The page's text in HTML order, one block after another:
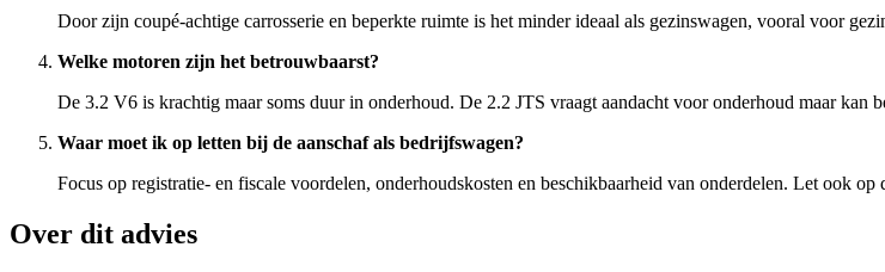
Door zijn coupé-achtige carrosserie en beperkte ruimte is het minder ideaal als gezinswagen, vooral voor
Welke motoren zijn het betrouwbaarst?
De 3.2 V6 is krachtig maar soms duur in onderhoud. De 2.2 JTS vraagt aandacht voor onderhoud maar kan
Waar moet ik op letten bij de aanschaf als bedrijfswagen?
Focus op registratie- en fiscale voordelen, onderhoudskosten en beschikbaarheid van onderdelen. Let ook
Over dit advies